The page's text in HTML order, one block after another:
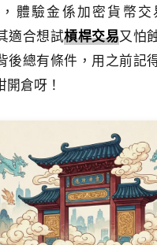
體驗金係加密貨幣交
適合想試槓桿交易又怕
後總有條件，用之前記
倉呀！